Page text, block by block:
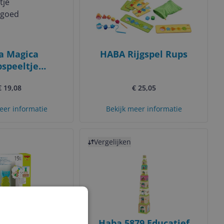
Magica
19,08
informatie
HABA Rijgspel Rups
€ 25,05
Bekijk meer informatie
Vergelijken